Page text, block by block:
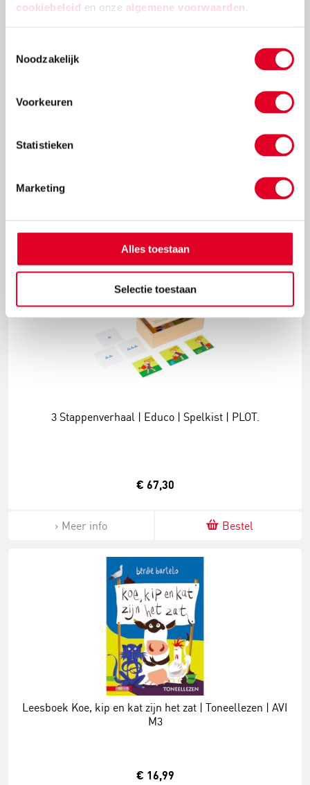
cookiebeleid en onze algemene voorwaarden .
Noodzakelijk
Voorkeuren
Statistieken
Marketing
Alles toestaan
Selectie toestaan
Meer info Bestel
3 Stappenverhaal | Educo | Spelkist | PLOT.
€ 67,30
Meer info Bestel
Leesboek Koe, kip en kat zijn het zat | Toneellezen | AVI
M3
€ 16,99